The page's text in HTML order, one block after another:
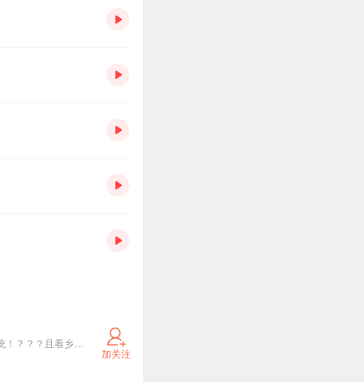
咳咳！重大新闻！死鸭子一言不合就开车！新书《开局！我硬了！》火热筹备中！开局被蛇咬出了个系统！？？？且看乡村二溜子如何一震雄风！捅穿甲子沟儿！欢迎来围观嘎！！！ ps：主播是个广西老表，嘴皮子不利索，建议1.25倍播放…ToT
加关注